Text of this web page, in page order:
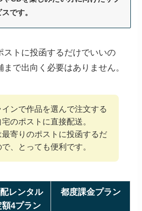
です。
ストに投函するだけでいいの
で出向く必要はありません。
インで作品を選んで注文する
のポストに直接配送。
最寄りのポストに投函するだ
、とっても便利です。
レンタル
額4プラン
都度課金プラン